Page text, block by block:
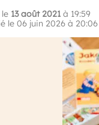
13 août 2021 à 19:59
le 06 juin 2026 à 20:06